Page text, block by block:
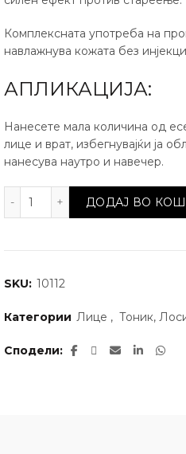
Комплексната употреба на
навлажнува кожата без
АПЛИКАЦИЈА:
Нанесете мала количина од
лице и врат, избегнувајќи ја
нанесува наутро и навечер.
Колагенска есенција за
ДОДАЈ ВО
SKU: 10112
Категории Лице , Тоник,
Сподели